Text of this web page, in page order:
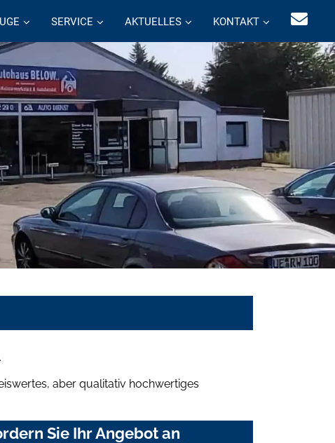
SERVICE AKTUELLES KONTAKT
aber qualitativ hochwertiges
Sie Ihr Angebot an